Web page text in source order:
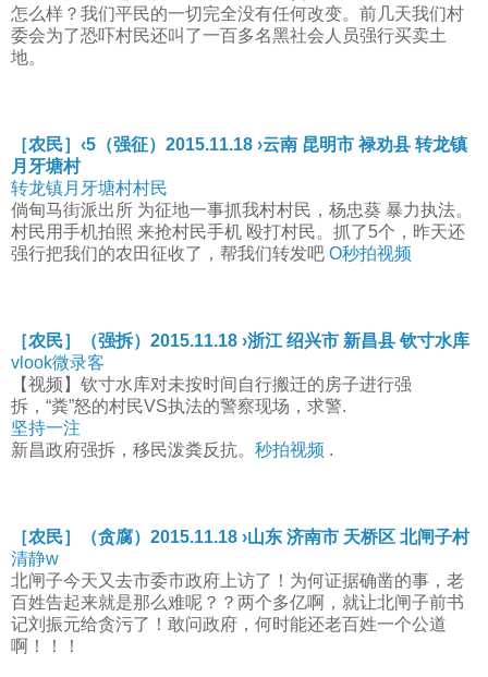
怎么样？我们平民的一切完全没有任何改变。前几天我们村
委会为了恐吓村民还叫了一百多名黑社会人员强行买卖土
地。
［农民］‹5（强征）2015.11.18 ›云南 昆明市 禄劝县 转龙镇
月牙塘村
转龙镇月牙塘村村民
倘甸马街派出所 为征地一事抓我村村民，杨忠葵 暴力执法。
村民用手机拍照 来抢村民手机 殴打村民。抓了5个，昨天还
强行把我们的农田征收了，帮我们转发吧 O秒拍视频
［农民］（强拆）2015.11.18 ›浙江 绍兴市 新昌县 钦寸水库
vlook微录客
【视频】钦寸水库对未按时间自行搬迁的房子进行强
拆，“粪”怒的村民VS执法的警察现场，求警.
坚持一注
新昌政府强拆，移民泼粪反抗。 秒拍视频 .
［农民］（贪腐）2015.11.18 ›山东 济南市 天桥区 北闸子村
清静w
北闸子今天又去市委市政府上访了！为何证据确凿的事，老
百姓告起来就是那么难呢？？两个多亿啊，就让北闸子前书
记刘振元给贪污了！敢问政府，何时能还老百姓一个公道
啊！！！